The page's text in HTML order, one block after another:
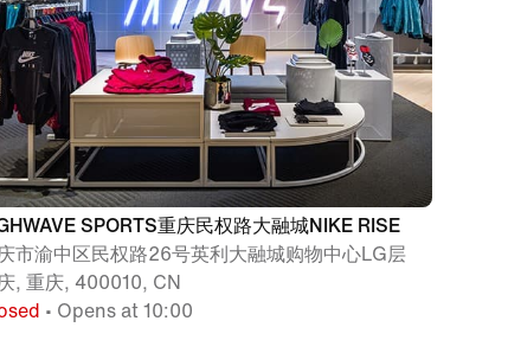
SPORTS重庆民权路大融城NIKE RISE
市渝中区民权路26号英利大融城购物中心LG层
, 重庆, 400010, CN
• Opens at 10:00